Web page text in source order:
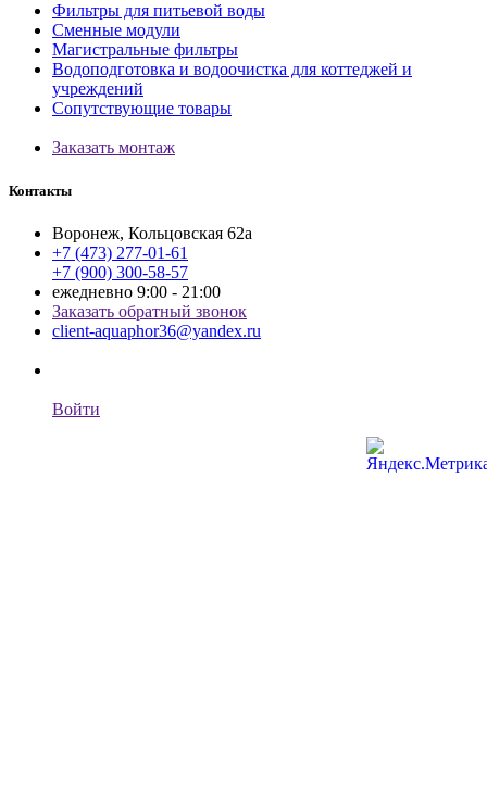
Фильтры для питьевой воды
Сменные модули
Магистральные фильтры
Водоподготовка и водоочистка для коттеджей и
учреждений
Сопутствующие товары
Заказать монтаж
Контакты
Воронеж, Кольцовская 62а
+7 (473) 277-01-61
+7 (900) 300-58-57
ежедневно 9:00 - 21:00
Заказать обратный звонок
client-aquaphor36@yandex.ru
Войти